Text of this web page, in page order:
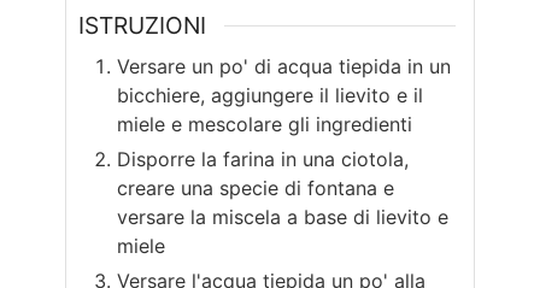
ISTRUZIONI
Versare un po' di acqua tiepida in un
bicchiere, aggiungere il lievito e il
miele e mescolare gli ingredienti
Disporre la farina in una ciotola,
creare una specie di fontana e
versare la miscela a base di lievito e
miele
Versare l'acqua tiepida un po' alla